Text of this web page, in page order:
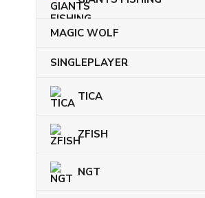
MAGIC WOLF
SINGLEPLAYER
TICA
ZFISH
NGT